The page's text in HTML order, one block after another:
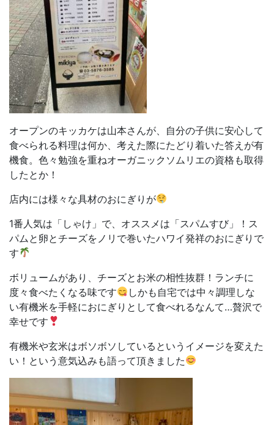
オープンのキッカケは山本さんが、自分の子供に安心して
食べられる料理は何か、考えた際にたどり着いた答えが有
機食。色々勉強を重ねオーガニックソムリエの資格も取得
したとか！
店内には様々な具材のおにぎりが
1番人気は「しゃけ」で、オススメは「スパムすび」！ス
パムと卵とチーズをノリで巻いたハワイ発祥のおにぎりで
す
ボリュームがあり、チーズとお米の相性抜群！ランチに
度々食べたくなる味です
しかも自宅では中々調理しな
い有機米を手軽におにぎりとして食べれるなんて…贅沢で
幸せです
有機米や玄米はボソボソしているというイメージを変えた
い！という意気込みも語って頂きました